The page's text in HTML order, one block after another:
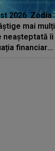
2026. Zodia
mai mulți
neașteptată îi
financiară